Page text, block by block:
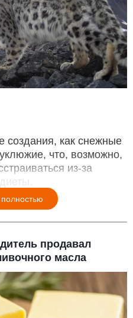
создания, как снежные
что, возможно,
из-за
полностью
продавал
масла